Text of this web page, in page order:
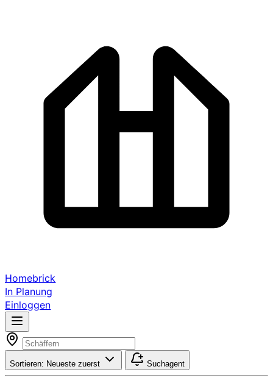
Homebrick
In Planung
Einloggen
Sortieren: Neueste zuerst Suchagent